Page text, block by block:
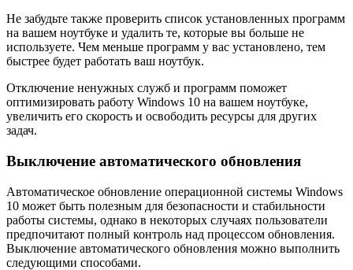
Не забудьте также проверить список установленных программ
на вашем ноутбуке и удалить те, которые вы больше не
используете. Чем меньше программ у вас установлено, тем
быстрее будет работать ваш ноутбук.
Отключение ненужных служб и программ поможет
оптимизировать работу Windows 10 на вашем ноутбуке,
увеличить его скорость и освободить ресурсы для других
задач.
Выключение автоматического обновления
Автоматическое обновление операционной системы Windows
10 может быть полезным для безопасности и стабильности
работы системы, однако в некоторых случаях пользователи
предпочитают полный контроль над процессом обновления.
Выключение автоматического обновления можно выполнить
следующими способами.